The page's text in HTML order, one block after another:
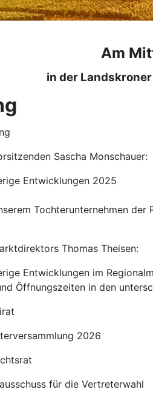
Am
in der
Sascha Monschauer:
Entwicklungen 2025
Tochterunternehmen der
Thomas Theisen:
Entwicklungen im
Öffnungszeiten in den
2026
für die Vertreterwahl